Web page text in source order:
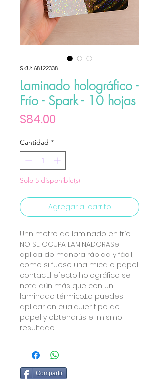
SKU: 68122338
Laminado holográfico -
Frío - Spark - 10 hojas
$84.00
Cantidad *
Solo 5 disponible(s)
Agregar al carrito
Unn metro de laminado en frío.
NO SE OCUPA LAMINADORASe
aplica de manera rápida y fácil,
como si fuese una mica o papel
contac.El efecto holográfico se
nota aún más que con un
laminado térmico.Lo puedes
aplicar en cualquier tipo de
papel y obtendrás el mismo
resultado
Compartir